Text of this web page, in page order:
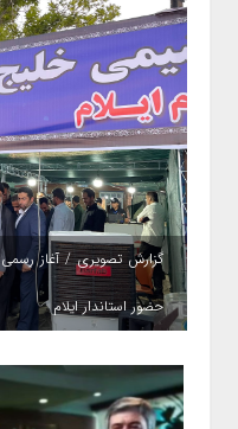
گزارش تصویری / آغاز
حضور استاندار ایلام